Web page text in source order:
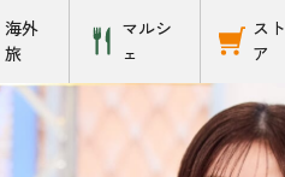
海外
旅
マルシ
ェ
スト
ア